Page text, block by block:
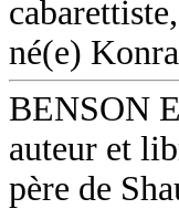
né(e)
BENSON
auteur et
père de